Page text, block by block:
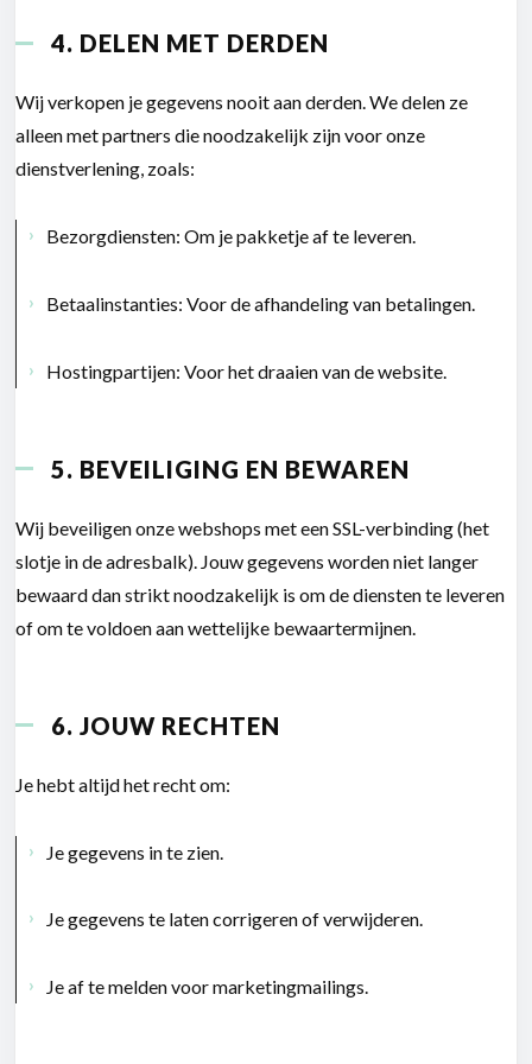
4. DELEN MET DERDEN
Wij verkopen je gegevens nooit aan derden. We delen ze
alleen met partners die noodzakelijk zijn voor onze
dienstverlening, zoals:
Bezorgdiensten: Om je pakketje af te leveren.
Betaalinstanties: Voor de afhandeling van betalingen.
Hostingpartijen: Voor het draaien van de website.
5. BEVEILIGING EN BEWAREN
Wij beveiligen onze webshops met een SSL-verbinding (het
slotje in de adresbalk). Jouw gegevens worden niet langer
bewaard dan strikt noodzakelijk is om de diensten te leveren
of om te voldoen aan wettelijke bewaartermijnen.
6. JOUW RECHTEN
Je hebt altijd het recht om:
Je gegevens in te zien.
Je gegevens te laten corrigeren of verwijderen.
Je af te melden voor marketingmailings.